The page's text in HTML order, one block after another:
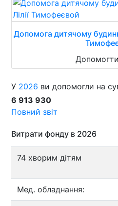
Допомога дитячому
У 2026 ви допомогли на
6 913 930
Повний звіт
Витрати фонду в 2026
74 хворим дітям
Мед. обладнання: